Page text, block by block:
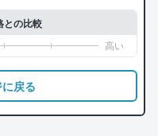
との比較
戻る